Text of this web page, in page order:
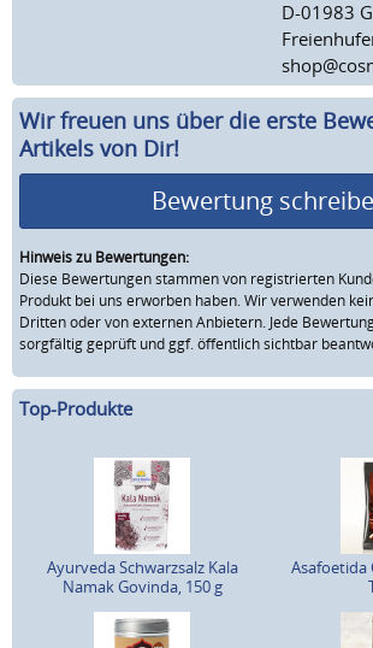
D-01983
Wir freuen uns über die erste
Artikels von Dir!
Bewertung
Hinweis zu Bewertungen:
Diese Bewertungen stammen von registrierten
Produkt bei uns erworben haben. Wir verwenden
Dritten oder von externen Anbietern. Jede
sorgfältig geprüft und ggf. öffentlich sichtbar
Top-Produkte
Ayurveda Schwarzsalz Kala
Namak Govinda, 150 g
Asafoetida